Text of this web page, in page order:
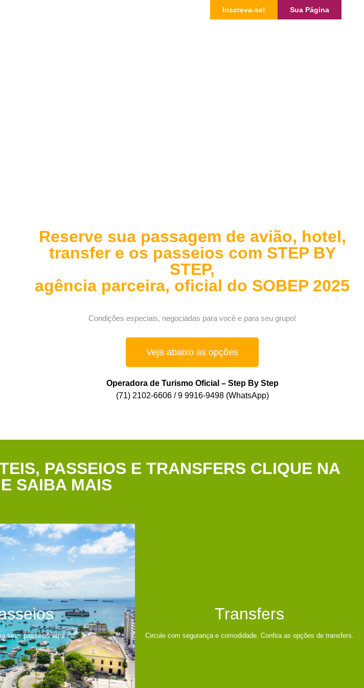
Inscreva-se! Sua Página
Reserve sua passagem de avião, hotel,
transfer e os passeios com STEP BY
STEP,
agência parceira, oficial do SOBEP 2025
Condições especiais, negociadas para você e para seu grupo!
Veja abaixo as opções
Operadora de Turismo Oficial – Step By Step
(71) 2102-6606 / 9 9916-9498 (WhatsApp)
PASSEIOS E TRANSFERS CLIQUE NA
SAIBA MAIS
seus passeios aqui
Transfers
Circule com segurança e comodidade. Confira as opções de transfers.